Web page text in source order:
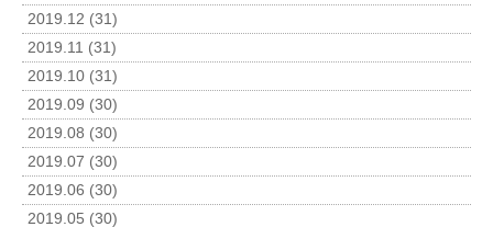
2019.12 (31)
2019.11 (31)
2019.10 (31)
2019.09 (30)
2019.08 (30)
2019.07 (30)
2019.06 (30)
2019.05 (30)